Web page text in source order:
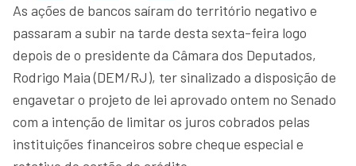
As ações de bancos saíram do território negativo e
passaram a subir na tarde desta sexta-feira logo
depois de o presidente da Câmara dos Deputados,
Rodrigo Maia (DEM/RJ), ter sinalizado a disposição de
engavetar o projeto de lei aprovado ontem no Senado
com a intenção de limitar os juros cobrados pelas
instituições financeiros sobre cheque especial e